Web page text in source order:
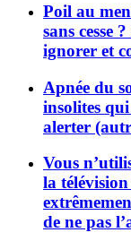
Poil au
sans cesse
ignorer et
Apnée du
insolites
alerter
Vous
la
de ne pas